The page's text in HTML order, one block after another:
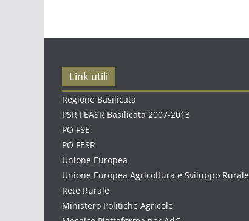
Link utili
Regione Basilicata
PSR FEASR Basilicata 2007-2013
PO FSE
PO FESR
Unione Europea
Unione Europea Agricoltura e Sviluppo Rurale
Rete Rurale
Ministero Politiche Agricole